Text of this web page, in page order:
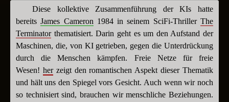
Diese kollektive Zusammenführung der KIs hatte
bereitsJames Cameron 1984 in seinem SciFi-ThrillerThe
Terminatorthematisiert. Darin geht es um den Aufstand der
Maschinen, die, von KI getrieben, gegen die Unterdrückung
durch die Menschen kämpfen. Freie Netze für freie
Wesen! herzeigt den romantischen Aspekt dieser Thematik
und hält uns den Spiegel vors Gesicht. Auch wenn wir noch
so technisiert sind, brauchen wir menschliche Beziehungen.